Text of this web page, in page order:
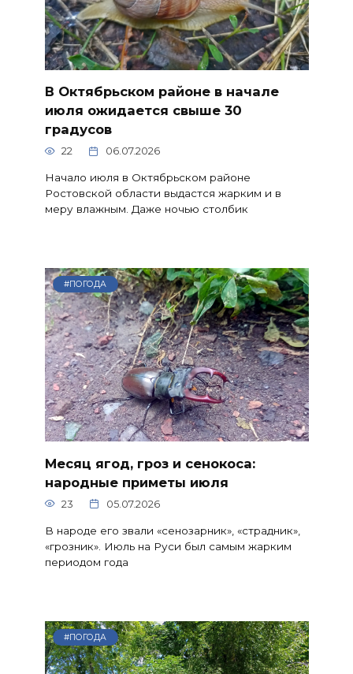
В Октябрьском районе в начале
июля ожидается свыше 30
градусов
22 06.07.2026
Начало июля в Октябрьском районе
Ростовской области выдастся жарким и в
меру влажным. Даже ночью столбик
#ПОГОДА
Месяц ягод, гроз и сенокоса:
народные приметы июля
23 05.07.2026
В народе его звали «сенозарник», «страдник»,
«грозник». Июль на Руси был самым жарким
периодом года
#ПОГОДА